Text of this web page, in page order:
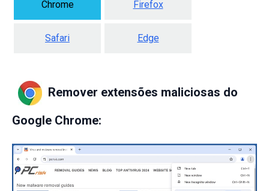
Chrome Firefox
Safari Edge
Remover extensões maliciosas do
Google Chrome: